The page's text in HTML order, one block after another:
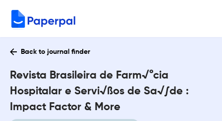
Back to journal finder
Revista Brasileira de Farm√°cia
Hospitalar e Servi√ßos de Sa√∫de :
Impact Factor & More